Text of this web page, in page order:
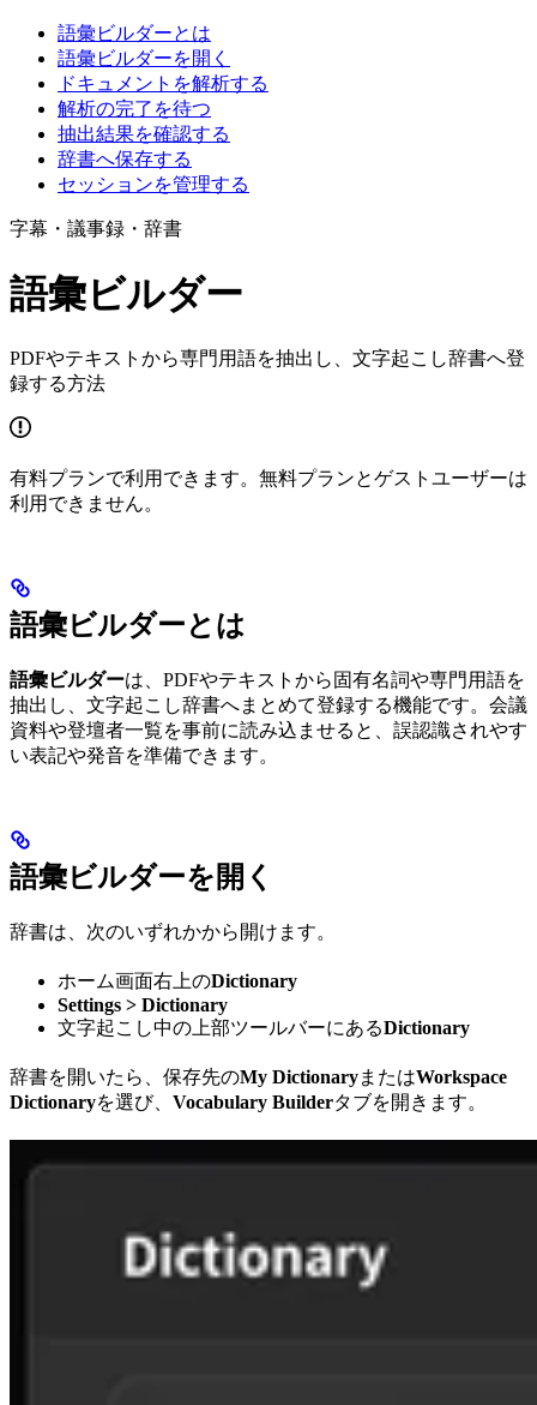
語彙ビルダーとは
語彙ビルダーを開く
ドキュメントを解析する
解析の完了を待つ
抽出結果を確認する
辞書へ保存する
セッションを管理する
字幕・議事録・辞書
語彙ビルダー
PDFやテキストから専門用語を抽出し、文字起こし辞書へ登
録する方法
有料プランで利用できます。無料プランとゲストユーザーは
利用できません。
語彙ビルダーとは
語彙ビルダーは、PDFやテキストから固有名詞や専門用語を
抽出し、文字起こし辞書へまとめて登録する機能です。会議
資料や登壇者一覧を事前に読み込ませると、誤認識されやす
い表記や発音を準備できます。
語彙ビルダーを開く
辞書は、次のいずれかから開けます。
ホーム画面右上のDictionary
Settings > Dictionary
文字起こし中の上部ツールバーにあるDictionary
辞書を開いたら、保存先のMy DictionaryまたはWorkspace
Dictionaryを選び、 Vocabulary Builderタブを開きます。